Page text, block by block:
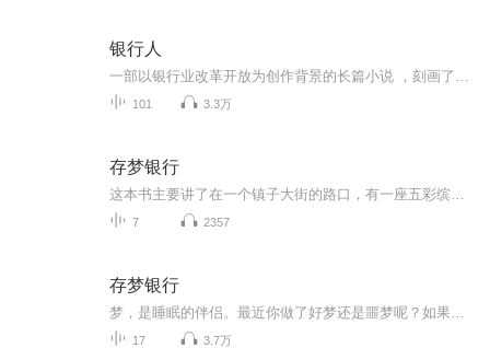
银行人
101 3.3万
存梦银行
7 2357
存梦银行
17 3.7万